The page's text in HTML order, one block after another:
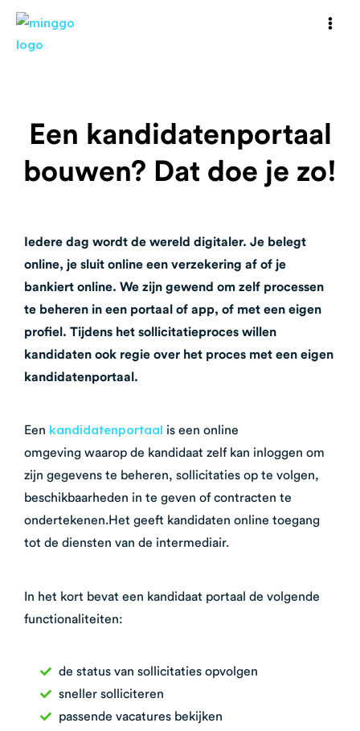
Een kandidatenportaal
bouwen? Dat doe je zo!
Iedere dag wordt de wereld digitaler. Je belegt
online, je sluit online een verzekering af of je
bankiert online. We zijn gewend om zelf processen
te beheren in een portaal of app, of met een eigen
profiel. Tijdens het sollicitatieproces willen
kandidaten ook regie over het proces met een eigen
kandidatenportaal.
Een kandidatenportaal is een online
omgeving waarop de kandidaat zelf kan inloggen om
zijn gegevens te beheren, sollicitaties op te volgen,
beschikbaarheden in te geven of contracten te
ondertekenen.Het geeft kandidaten online toegang
tot de diensten van de intermediair.
In het kort bevat een kandidaat portaal de volgende
functionaliteiten:
de status van sollicitaties opvolgen
sneller solliciteren
passende vacatures bekijken